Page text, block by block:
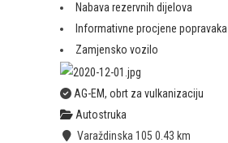
Nabava rezervnih dijelova
Informativne procjene popravaka
Zamjensko vozilo
AG-EM, obrt za vulkanizaciju
Autostruka
Varaždinska 105 0.43 km